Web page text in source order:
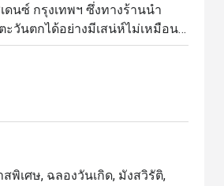
นซ์ กรุงเทพฯ ซึ่งทางร้านนำ
วันตกได้อย่างมีเสน่ห์ไม่เหมือน
ฝรั่งเศสและพาสต้าตัลยาเตลเลที่
างถึงเครื่อง ในส่วนของสไตล์
พิเศษ, ฉลองวันเกิด, มังสวิรัติ,